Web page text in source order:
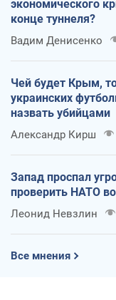
экономического
конце туннеля?
Вадим Денисенко
Чей будет Крым,
украинских
назвать убийцами
Александр Кирш
Запад проспал
проверить НАТО
Леонид Невзлин
Все мнения